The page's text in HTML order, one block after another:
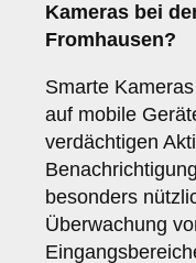
Kameras bei
Fromhausen?
Smarte
auf mobile
verdächtigen
besonders
Überwachung